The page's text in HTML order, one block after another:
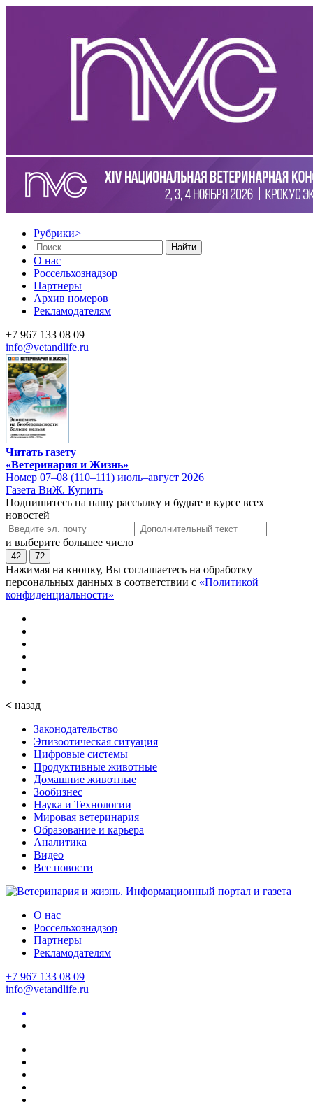
Рубрики>
Найти
О нас
Россельхознадзор
Партнеры
Архив номеров
Рекламодателям
+7 967 133 08 09
info@vetandlife.ru
Читать газету
«Ветеринария и Жизнь»
Номер 07–08 (110–111) июль–август 2026
Газета ВиЖ. Купить
Подпишитесь на нашу рассылку и будьте в курсе всех
новостей
и выберите большее число
42 72
Нажимая на кнопку, Вы соглашаетесь на обработку
персональных данных в соответствии с «Политикой
конфиденциальности»
< назад
Законодательство
Эпизоотическая ситуация
Цифровые системы
Продуктивные животные
Домашние животные
Зообизнес
Наука и Технологии
Мировая ветеринария
Образование и карьера
Аналитика
Видео
Все новости
О нас
Россельхознадзор
Партнеры
Рекламодателям
+7 967 133 08 09
info@vetandlife.ru